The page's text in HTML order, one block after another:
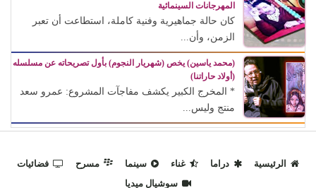
المهرجانات السينمائية
كان حالة جماهيرية وفنية كاملة، استطاعت أن تعبر
الزمن، وأن...
(محمد ياسين) يخص (شهريار النجوم) بأول تصريحاته عن مسلسله
(أولاد حاراتنا)
* المخرج الكبير يكشف مفاجآت المشروع: عمرو سعد
منتج وليس...
الرئيسية دراما غناء سينما مسرح
فضائيات
سوشيال ميديا